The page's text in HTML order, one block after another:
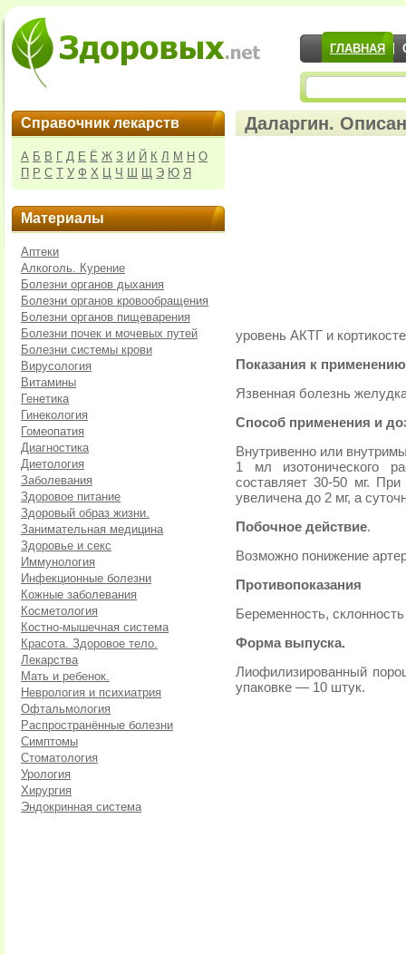
ГЛАВНАЯ
Справочник лекарств
А Б В Г Д Е Ё Ж З И Й К Л М Н О
П Р С Т У Ф Х Ц Ч Ш Щ Э Ю Я
Материалы
Аптеки
Алкоголь. Курение
Болезни органов дыхания
Болезни органов кровообращения
Болезни органов пищеварения
Болезни почек и мочевых путей
Болезни системы крови
Вирусология
Витамины
Генетика
Гинекология
Гомеопатия
Диагностика
Диетология
Заболевания
Здоровое питание
Здоровый образ жизни.
Занимательная медицина
Здоровье и секс
Иммунология
Инфекционные болезни
Кожные заболевания
Косметология
Костно-мышечная система
Красота. Здоровое тело.
Лекарства
Мать и ребенок.
Неврология и психиатрия
Офтальмология
Распространённые болезни
Симптомы
Стоматология
Урология
Хирургия
Эндокринная система
Даларгин.
уровень АКТГ и
Показания к
Язвенная болезнь
Способ применения и
Внутривенно или
1 мл изотонического
составляет 30-50 мг.
увеличена до 2 мг, а
Побочное действие.
Возможно понижение
Противопоказания
Беременность,
Форма выпуска.
Лиофилизированный
упаковке — 10 штук.